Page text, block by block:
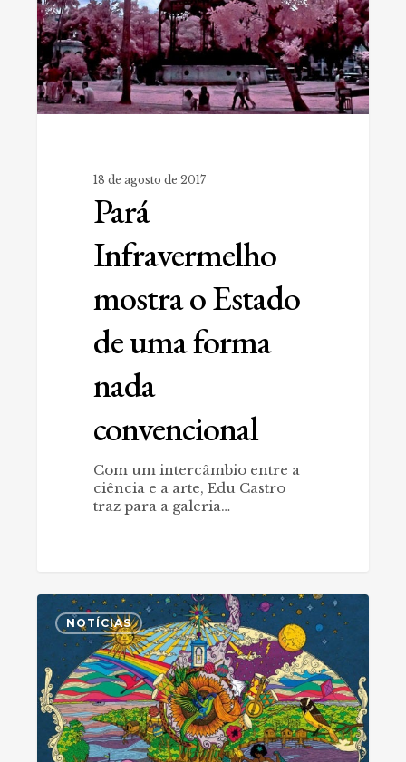
uma
forma
nada
convencional
18 de agosto de 2017
Pará
Infravermelho
mostra o Estado
de uma forma
nada
convencional
Com um intercâmbio entre a
ciência e a arte, Edu Castro
traz para a galeria…
Filipe
Almeida
seu
universo
iconográfico
NOTÍCIAS
0